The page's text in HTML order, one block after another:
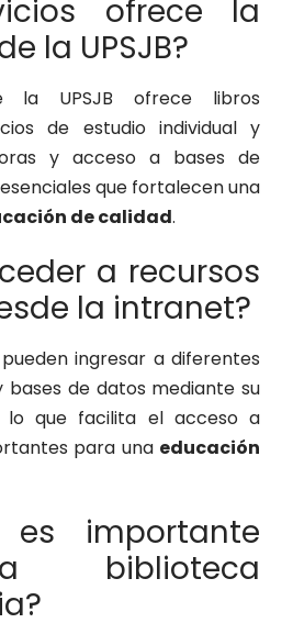
ofrece la
la UPSJB?
la UPSJB ofrece libros
de estudio individual y
y acceso a bases de
que fortalecen una
de calidad.
a recursos
la intranet?
ingresar a diferentes
bases de datos mediante su
lo que facilita el acceso a
para una educación
es importante
biblioteca